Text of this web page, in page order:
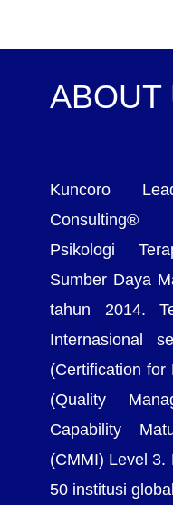
ABOUT
Kuncoro
Consulting®
Psikologi
Sumber Daya
tahun 2014.
Internasional
(Certification for
(Quality
Capability
(CMMI) Level 3.
50 institusi